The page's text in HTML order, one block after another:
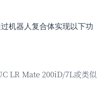
机器人复合体实现以下功
LR Mate 200iD/7L或类似